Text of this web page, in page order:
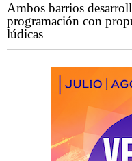
Ambos barrios
programación con
lúdicas